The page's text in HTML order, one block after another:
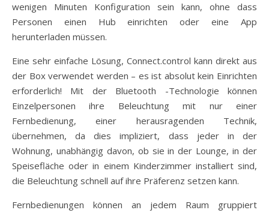
wenigen Minuten Konfiguration sein kann, ohne dass
Personen einen Hub einrichten oder eine App
herunterladen müssen.
Eine sehr einfache Lösung, Connect.control kann direkt aus
der Box verwendet werden – es ist absolut kein Einrichten
erforderlich! Mit der Bluetooth -Technologie können
Einzelpersonen ihre Beleuchtung mit nur einer
Fernbedienung, einer herausragenden Technik,
übernehmen, da dies impliziert, dass jeder in der
Wohnung, unabhängig davon, ob sie in der Lounge, in der
Speisefläche oder in einem Kinderzimmer installiert sind,
die Beleuchtung schnell auf ihre Präferenz setzen kann.
Fernbedienungen können an jedem Raum gruppiert